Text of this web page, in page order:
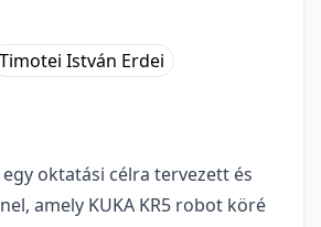
Timotei István Erdei
egy oktatási célra tervezett és
amely KUKA KR5 robot köré